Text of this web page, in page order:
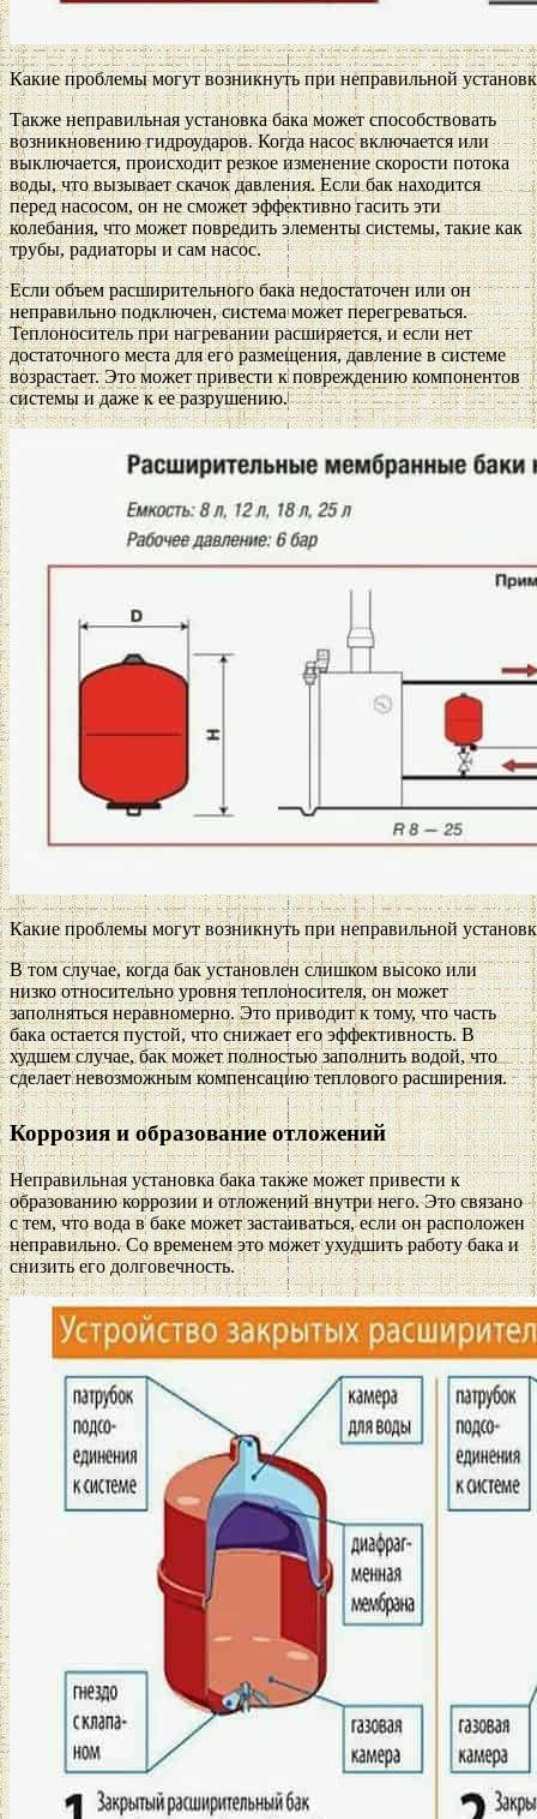
Какие проблемы могут возникнуть при неправильной
Также неправильная установка бака может способствовать
возникновению гидроударов. Когда насос включается или
выключается, происходит резкое изменение скорости потока
воды, что вызывает скачок давления. Если бак находится
перед насосом, он не сможет эффективно гасить эти
колебания, что может повредить элементы системы, такие как
трубы, радиаторы и сам насос.
Если объем расширительного бака недостаточен или он
неправильно подключен, система может перегреваться.
Теплоноситель при нагревании расширяется, и если нет
достаточного места для его размещения, давление в системе
возрастает. Это может привести к повреждению компонентов
системы и даже к ее разрушению.
Какие проблемы могут возникнуть при неправильной
В том случае, когда бак установлен слишком высоко или
низко относительно уровня теплоносителя, он может
заполняться неравномерно. Это приводит к тому, что часть
бака остается пустой, что снижает его эффективность. В
худшем случае, бак может полностью заполнить водой, что
сделает невозможным компенсацию теплового расширения.
Коррозия и образование отложений
Неправильная установка бака также может привести к
образованию коррозии и отложений внутри него. Это связано
с тем, что вода в баке может застаиваться, если он расположен
неправильно. Со временем это может ухудшить работу бака и
снизить его долговечность.